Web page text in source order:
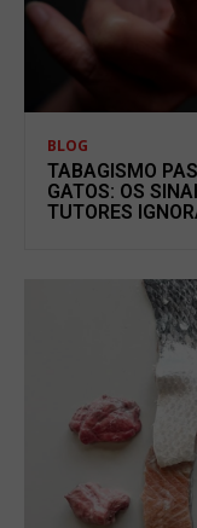
BLOG
TABAGISMO
GATOS: OS
TUTORES